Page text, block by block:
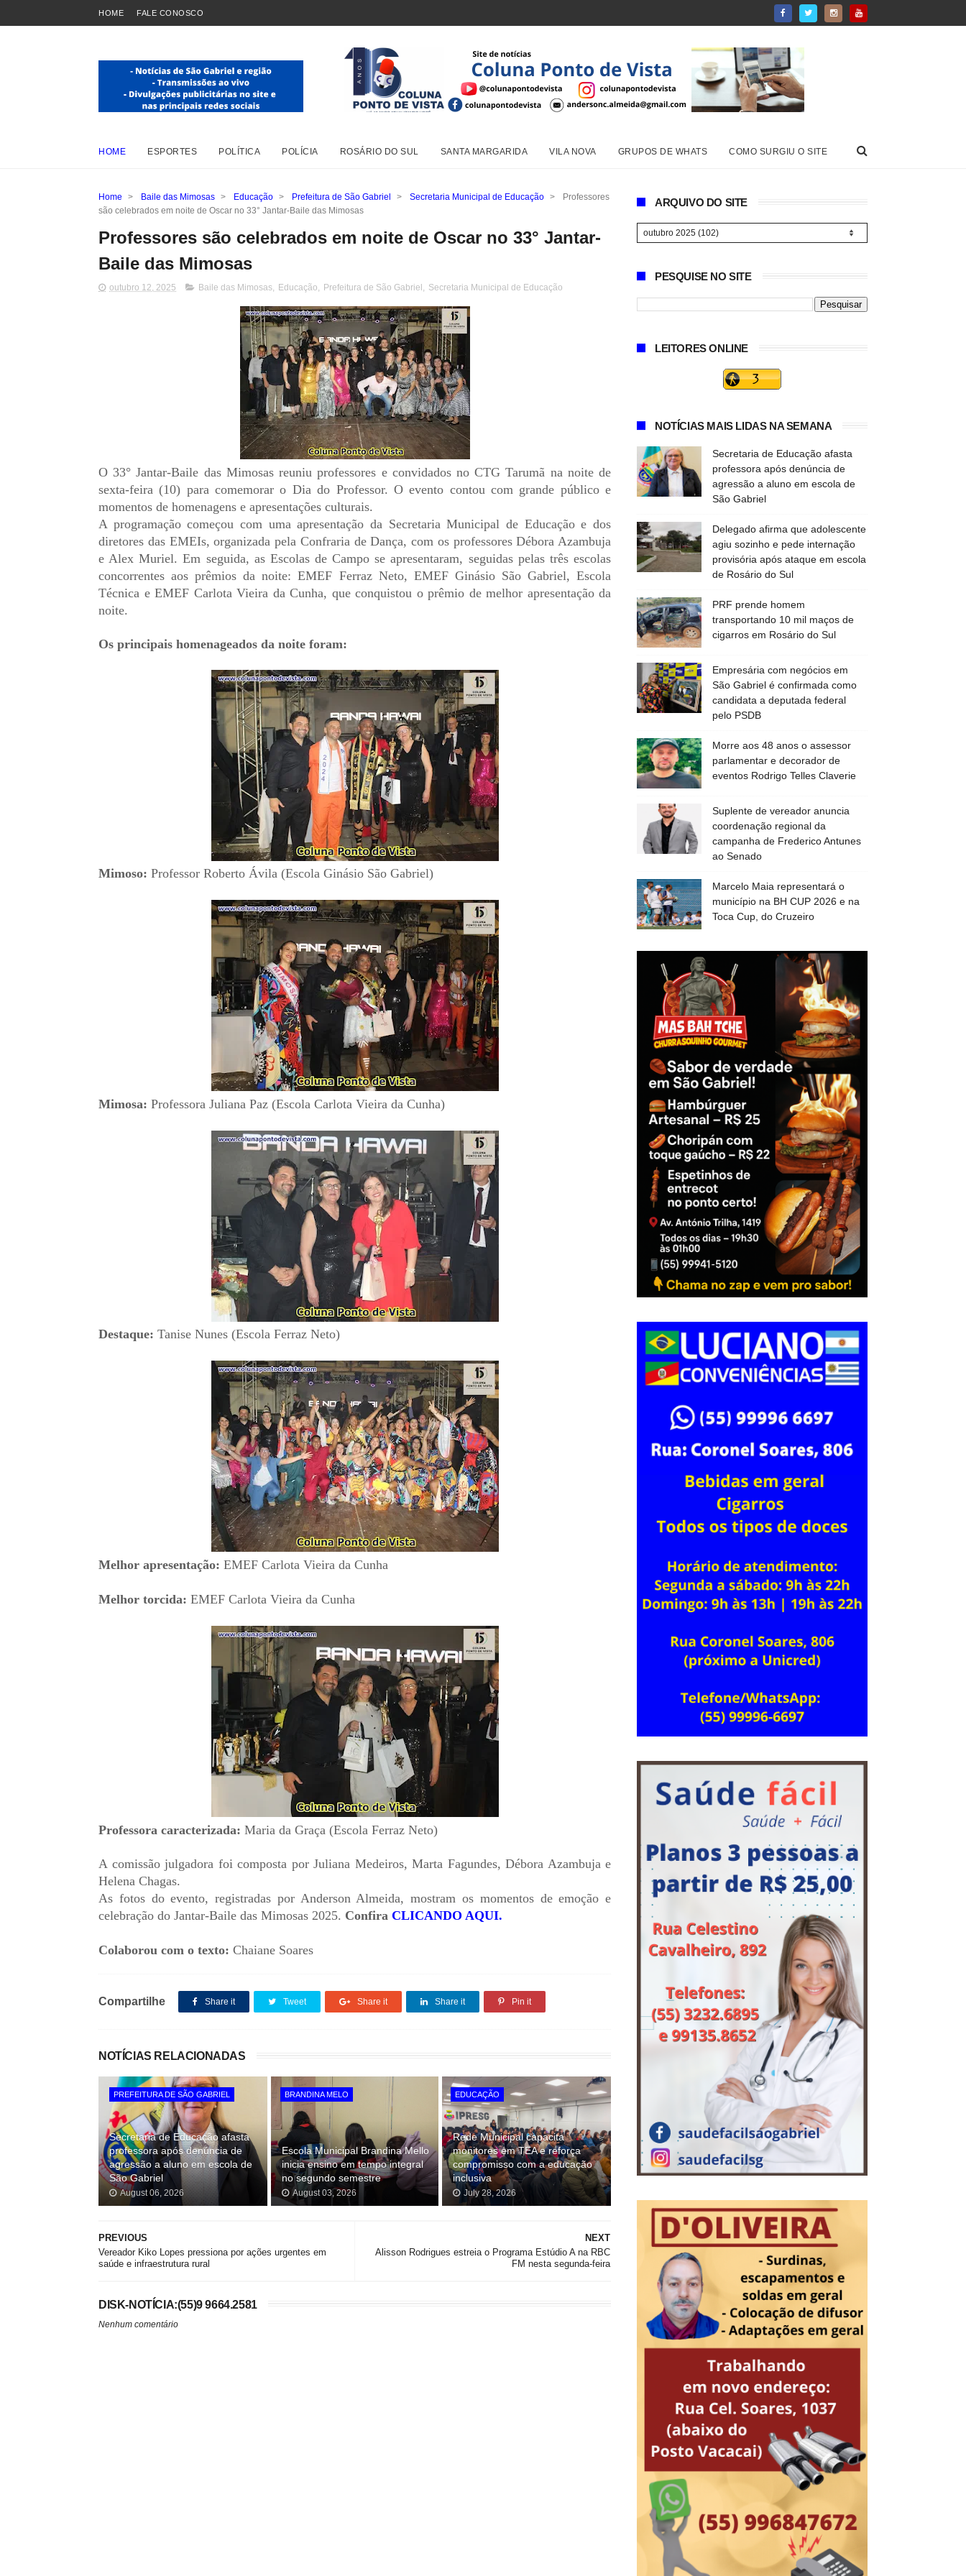
HOME FALE CONOSCO
HOME ESPORTES POLÍTICA POLÍCIA ROSÁRIO DO SUL SANTA MARGARIDA VILA NOVA GRUPOS DE WHATS COMO SURGIU O SITE
Home > Baile das Mimosas > Educação > Prefeitura de São Gabriel > Secretaria Municipal de Educação >
Professores
são celebrados em noite de Oscar no 33° Jantar-Baile das Mimosas
Professores são celebrados em noite de Oscar no 33° Jantar-
Baile das Mimosas
outubro 12, 2025 Baile das Mimosas, Educação, Prefeitura de São Gabriel , Secretaria Municipal de Educação
O 33° Jantar-Baile das Mimosas reuniu professores e convidados no CTG Tarumã na noite de
sexta-feira (10) para comemorar o Dia do Professor. O evento contou com grande público e
momentos de homenagens e apresentações culturais.
A programação começou com uma apresentação da Secretaria Municipal de Educação e dos
diretores das EMEIs, organizada pela Confraria de Dança, com os professores Débora Azambuja
e Alex Muriel. Em seguida, as Escolas de Campo se apresentaram, seguidas pelas três escolas
concorrentes aos prêmios da noite: EMEF Ferraz Neto, EMEF Ginásio São Gabriel, Escola
Técnica e EMEF Carlota Vieira da Cunha, que conquistou o prêmio de melhor apresentação da
noite.
Os principais homenageados da noite foram:
Mimoso: Professor Roberto Ávila (Escola Ginásio São Gabriel)
Mimosa: Professora Juliana Paz (Escola Carlota Vieira da Cunha)
Destaque: Tanise Nunes (Escola Ferraz Neto)
Melhor apresentação: EMEF Carlota Vieira da Cunha
Melhor torcida: EMEF Carlota Vieira da Cunha
Professora caracterizada: Maria da Graça (Escola Ferraz Neto)
A comissão julgadora foi composta por Juliana Medeiros, Marta Fagundes, Débora Azambuja e
Helena Chagas.
As fotos do evento, registradas por Anderson Almeida, mostram os momentos de emoção e
celebração do Jantar-Baile das Mimosas 2025. Confira CLICANDO AQUI.
Colaborou com o texto: Chaiane Soares
Compartilhe Share it Tweet Share it Share it Pin it
NOTÍCIAS RELACIONADAS
PREFEITURA DE SÃO GABRIEL
Secretaria de Educação afasta
professora após denúncia de
agressão a aluno em escola de
São Gabriel
August 06, 2026
BRANDINA MELO
Escola Municipal Brandina Mello
inicia ensino em tempo integral
no segundo semestre
August 03, 2026
EDUCAÇÃO
Rede Municipal capacita
monitores em TEA e reforça
compromisso com a educação
inclusiva
July 28, 2026
NEXT
Alisson Rodrigues estreia o Programa Estúdio A na RBC
FM nesta segunda-feira
PREVIOUS
Vereador Kiko Lopes pressiona por ações urgentes em
saúde e infraestrutura rural
DISK-NOTÍCIA:(55)9 9664.2581
Nenhum comentário
ARQUIVO DO SITE
PESQUISE NO SITE
LEITORES ONLINE
NOTÍCIAS MAIS LIDAS NA SEMANA
Secretaria de Educação afasta
professora após denúncia de
agressão a aluno em escola de
São Gabriel
Delegado afirma que adolescente
agiu sozinho e pede internação
provisória após ataque em escola
de Rosário do Sul
PRF prende homem
transportando 10 mil maços de
cigarros em Rosário do Sul
Empresária com negócios em
São Gabriel é confirmada como
candidata a deputada federal
pelo PSDB
Morre aos 48 anos o assessor
parlamentar e decorador de
eventos Rodrigo Telles Claverie
Suplente de vereador anuncia
coordenação regional da
campanha de Frederico Antunes
ao Senado
Marcelo Maia representará o
município na BH CUP 2026 e na
Toca Cup, do Cruzeiro